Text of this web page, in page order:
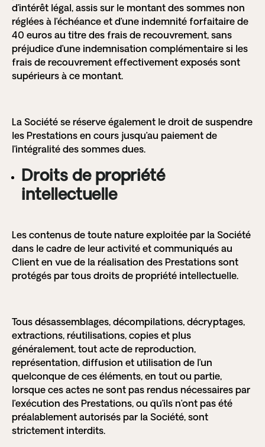
d’intérêt légal, assis sur le montant des sommes non
réglées à l’échéance et d’une indemnité forfaitaire de
40 euros au titre des frais de recouvrement, sans
préjudice d’une indemnisation complémentaire si les
frais de recouvrement effectivement exposés sont
supérieurs à ce montant.
La Société se réserve également le droit de suspendre
les Prestations en cours jusqu’au paiement de
l’intégralité des sommes dues.
Droits de propriété
intellectuelle
Les contenus de toute nature exploitée par la Société
dans le cadre de leur activité et communiqués au
Client en vue de la réalisation des Prestations sont
protégés par tous droits de propriété intellectuelle.
Tous désassemblages, décompilations, décryptages,
extractions, réutilisations, copies et plus
généralement, tout acte de reproduction,
représentation, diffusion et utilisation de l’un
quelconque de ces éléments, en tout ou partie,
lorsque ces actes ne sont pas rendus nécessaires par
l’exécution des Prestations, ou qu’ils n’ont pas été
préalablement autorisés par la Société, sont
strictement interdits.